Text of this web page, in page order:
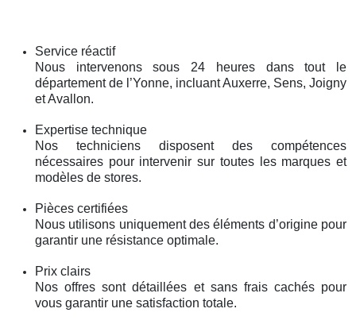
Service réactif
Nous intervenons sous 24 heures dans tout le
département de l’Yonne, incluant Auxerre, Sens, Joigny
et Avallon.
Expertise technique
Nos techniciens disposent des compétences
nécessaires pour intervenir sur toutes les marques et
modèles de stores.
Pièces certifiées
Nous utilisons uniquement des éléments d’origine pour
garantir une résistance optimale.
Prix clairs
Nos offres sont détaillées et sans frais cachés pour
vous garantir une satisfaction totale.